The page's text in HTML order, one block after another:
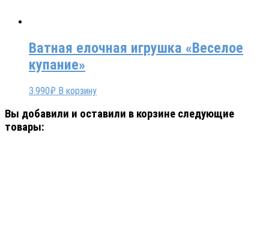
Ватная елочная игрушка «Веселое
купание»
3.990₽ В корзину
Вы добавили и оставили в корзине следующие
товары: